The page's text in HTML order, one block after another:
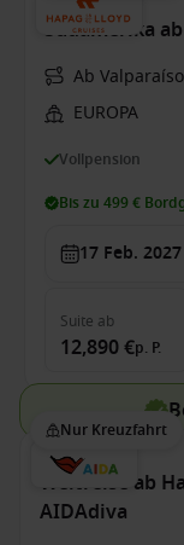
Südamerika
Ab
EUROPA
Vollpension
Bis zu 499 €
17 Feb. 2027
Suite ab
12,890 €p. P.
Nur Kreuzfahrt
Weltreise ab
AIDAdiva